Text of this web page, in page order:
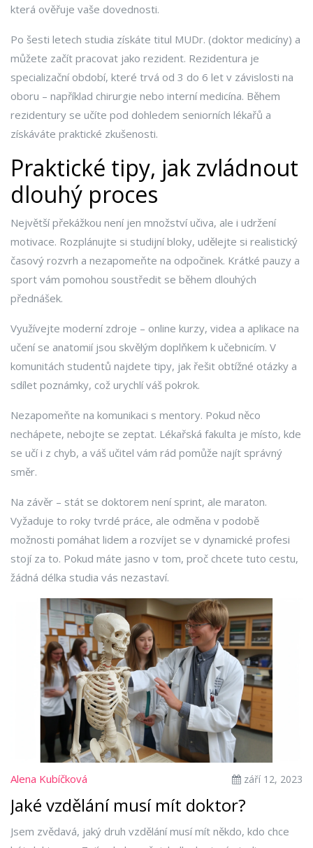
která ověřuje vaše dovednosti.
Po šesti letech studia získáte titul MUDr. (doktor medicíny) a
můžete začít pracovat jako rezident. Rezidentura je
specializační období, které trvá od 3 do 6 let v závislosti na
oboru – například chirurgie nebo interní medicína. Během
rezidentury se učíte pod dohledem seniorních lékařů a
získáváte praktické zkušenosti.
Praktické tipy, jak zvládnout
dlouhý proces
Největší překážkou není jen množství učiva, ale i udržení
motivace. Rozplánujte si studijní bloky, udělejte si realistický
časový rozvrh a nezapomeňte na odpočinek. Krátké pauzy a
sport vám pomohou soustředit se během dlouhých
přednášek.
Využívejte moderní zdroje – online kurzy, videa a aplikace na
učení se anatomií jsou skvělým doplňkem k učebnicím. V
komunitách studentů najdete tipy, jak řešit obtížné otázky a
sdílet poznámky, což urychlí váš pokrok.
Nezapomeňte na komunikaci s mentory. Pokud něco
nechápete, nebojte se zeptat. Lékařská fakulta je místo, kde
se učí i z chyb, a váš učitel vám rád pomůže najít správný
směr.
Na závěr – stát se doktorem není sprint, ale maraton.
Vyžaduje to roky tvrdé práce, ale odměna v podobě
možnosti pomáhat lidem a rozvíjet se v dynamické profesi
stojí za to. Pokud máte jasno v tom, proč chcete tuto cestu,
žádná délka studia vás nezastaví.
Alena Kubíčková září 12, 2023
Jaké vzdělání musí mít doktor?
Jsem zvědavá, jaký druh vzdělání musí mít někdo, kdo chce